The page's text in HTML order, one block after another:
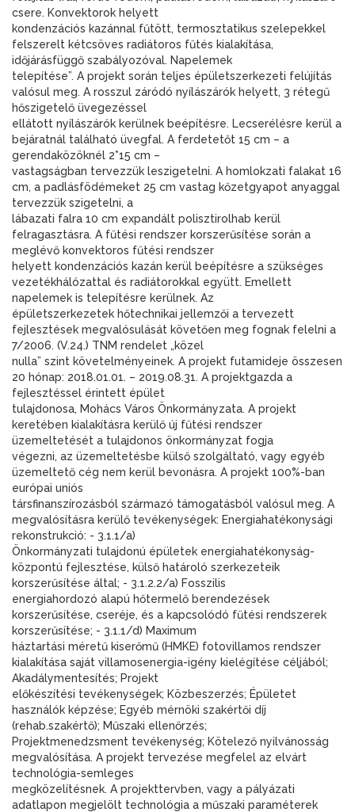
csere. Konvektorok helyett
kondenzációs kazánnal fűtött, termosztatikus szelepekkel
felszerelt kétcsöves radiátoros fűtés kialakítása,
időjárásfüggő szabályozóval. Napelemek
telepítése”. A projekt során teljes épületszerkezeti felújítás
valósul meg. A rosszul záródó nyílászárók helyett, 3 rétegű
hőszigetelő üvegezéssel
ellátott nyílászárók kerülnek beépítésre. Lecserélésre kerül a
bejáratnál található üvegfal. A ferdetetőt 15 cm – a
gerendaközöknél 2*15 cm –
vastagságban tervezzük leszigetelni. A homlokzati falakat 16
cm, a padlásfödémeket 25 cm vastag kőzetgyapot anyaggal
tervezzük szigetelni, a
lábazati falra 10 cm expandált polisztirolhab kerül
felragasztásra. A fűtési rendszer korszerűsítése során a
meglévő konvektoros fűtési rendszer
helyett kondenzációs kazán kerül beépítésre a szükséges
vezetékhálózattal és radiátorokkal együtt. Emellett
napelemek is telepítésre kerülnek. Az
épületszerkezetek hőtechnikai jellemzői a tervezett
fejlesztések megvalósulását követően meg fognak felelni a
7/2006. (V.24.) TNM rendelet „közel
nulla” szint követelményeinek. A projekt futamideje összesen
20 hónap: 2018.01.01. – 2019.08.31. A projektgazda a
fejlesztéssel érintett épület
tulajdonosa, Mohács Város Önkormányzata. A projekt
keretében kialakításra kerülő új fűtési rendszer
üzemeltetését a tulajdonos önkormányzat fogja
végezni, az üzemeltetésbe külső szolgáltató, vagy egyéb
üzemeltető cég nem kerül bevonásra. A projekt 100%-ban
európai uniós
társfinanszírozásból származó támogatásból valósul meg. A
megvalósításra kerülő tevékenységek: Energiahatékonysági
rekonstrukció: - 3.1.1/a)
Önkormányzati tulajdonú épületek energiahatékonyság-
központú fejlesztése, külső határoló szerkezeteik
korszerűsítése által; - 3.1.2.2/a) Fosszilis
energiahordozó alapú hőtermelő berendezések
korszerűsítése, cseréje, és a kapcsolódó fűtési rendszerek
korszerűsítése; - 3.1.1/d) Maximum
háztartási méretű kiserőmű (HMKE) fotovillamos rendszer
kialakítása saját villamosenergia-igény kielégítése céljából;
Akadálymentesítés; Projekt
előkészítési tevékenységek; Közbeszerzés; Épületet
használók képzése; Egyéb mérnöki szakértői díj
(rehab.szakértő); Műszaki ellenőrzés;
Projektmenedzsment tevékenység; Kötelező nyilvánosság
megvalósítása. A projekt tervezése megfelel az elvárt
technológia-semleges
megközelítésnek. A projekttervben, vagy a pályázati
adatlapon megjelölt technológia a műszaki paraméterek